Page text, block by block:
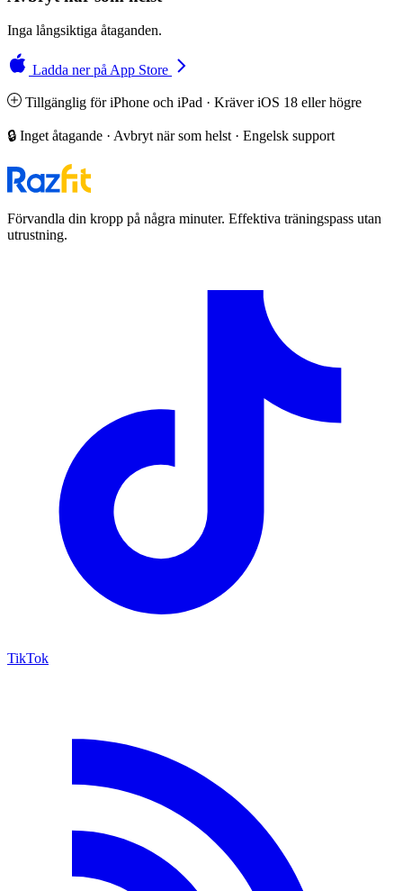
Inga långsiktiga åtaganden.
Ladda ner på App Store
Tillgänglig för iPhone och iPad · Kräver iOS 18 eller högre
🔒 Inget åtagande · Avbryt när som helst · Engelsk support
Förvandla din kropp på några minuter. Effektiva träningspass utan
utrustning.
TikTok